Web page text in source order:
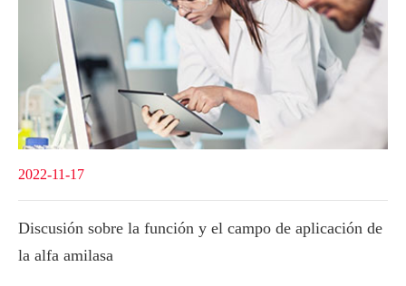
2022-11-17
Discusión sobre la función y el campo de aplicación de
la alfa amilasa